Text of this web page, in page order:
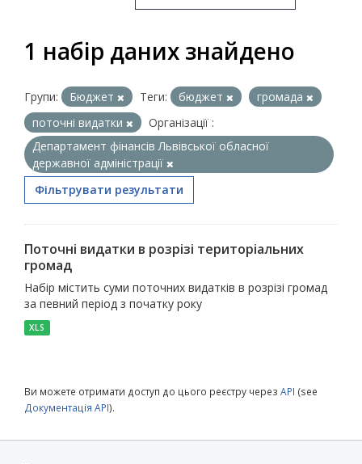
1 набір даних знайдено
Групи: Бюджет Теги: бюджет
громада
поточні видатки
Організації :
Департамент фінансів Львівської обласної
державної адміністрації
Фільтрувати результати
Поточні видатки в розрізі територіальних
громад
Набір містить суми поточних видатків в розрізі громад
за певний період з початку року
XLS
Ви можете отримати доступ до цього реєстру через API (see
Документація API).